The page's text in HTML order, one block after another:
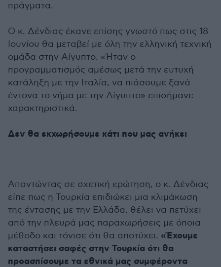
πράγματα.
Ο κ. Δένδιας έκανε επίσης γνωστό πως στις 18
Ιουνίου θα μεταβεί με όλη την ελληνική τεχνική
ομάδα στην Αίγυπτο. «Ήταν ο
προγραμματισμός αμέσως μετά την ευτυχή
κατάληξη με την Ιταλία, να πιάσουμε ξανά
έντονα το νήμα με την Αίγυπτο» επισήμανε
χαρακτηριστικά.
Δεν θα εκχωρήσουμε κάτι που μας ανήκει
Απαντώντας σε σχετική ερώτηση, ο κ. Δένδιας
είπε πως η Τουρκία επιδιώκει μια κλιμάκωση
της έντασης με την Ελλάδα, θέλει να πετύχει
από την πλευρά μας παραχωρήσεις με όποια
μέθοδο και τόνισε ότι θα αποτύχει. «Έχουμε
καταστήσει σαφές στην Τουρκία ότι θα
προασπίσουμε τα εθνικά μας συμφέροντα